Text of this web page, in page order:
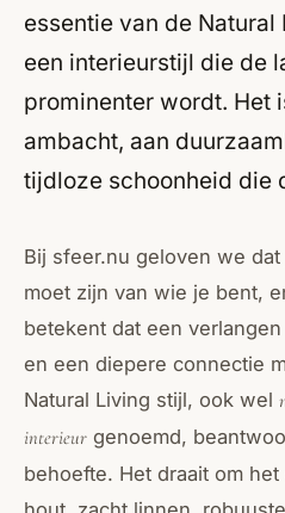
essentie van de
een interieurstijl die de
prominenter wordt. Het
ambacht, aan
tijdloze schoonheid die
Bij sfeer.nu geloven we
moet zijn van wie je bent,
betekent dat een
en een diepere connectie
Natural Living stijl, ook wel
interieur genoemd,
behoefte. Het draait om